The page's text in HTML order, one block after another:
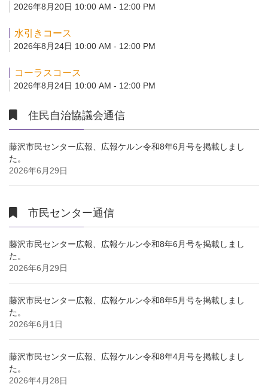
2026年8月20日 10:00 AM - 12:00 PM
水引きコース
2026年8月24日 10:00 AM - 12:00 PM
コーラスコース
2026年8月24日 10:00 AM - 12:00 PM
住民自治協議会通信
藤沢市民センター広報、広報ケルン令和8年6月号を掲載しまし
た。
2026年6月29日
市民センター通信
藤沢市民センター広報、広報ケルン令和8年6月号を掲載しまし
た。
2026年6月29日
藤沢市民センター広報、広報ケルン令和8年5月号を掲載しまし
た。
2026年6月1日
藤沢市民センター広報、広報ケルン令和8年4月号を掲載しまし
た。
2026年4月28日